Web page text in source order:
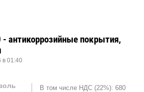
антикоррозийные покрытия,
в 01:40
В том числе НДС (22%): 680